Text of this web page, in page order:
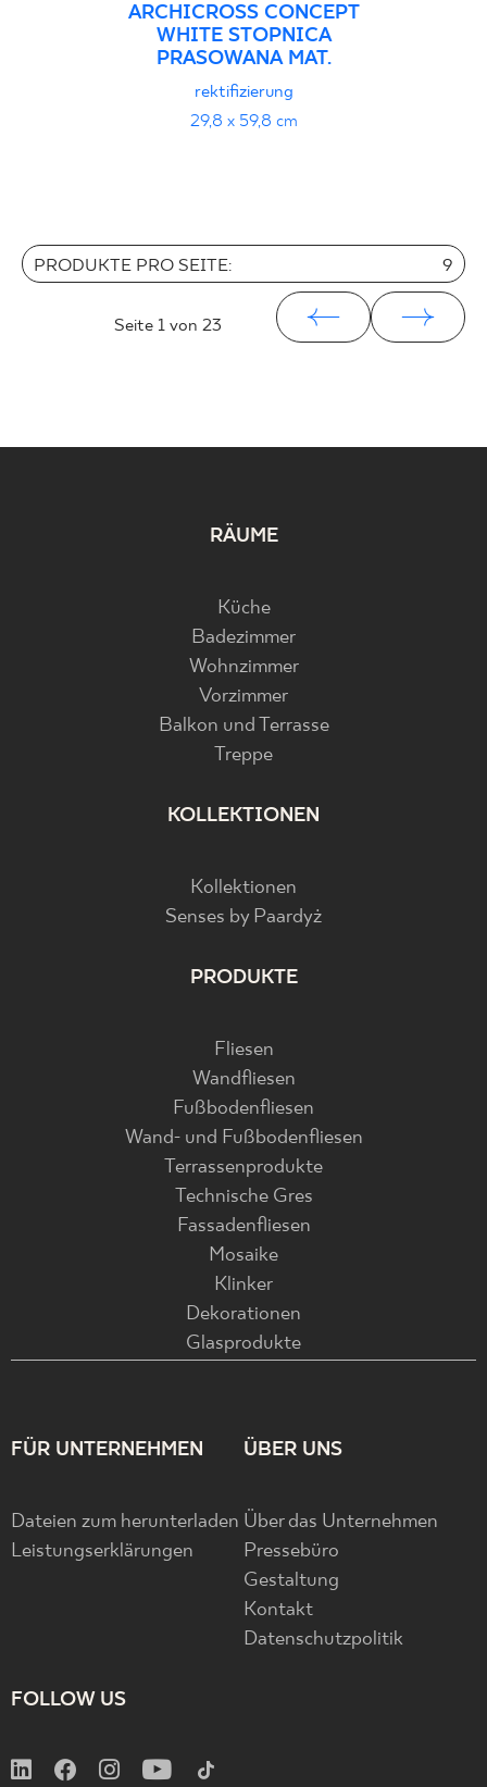
ARCHICROSS CONCEPT
WHITE STOPNICA
PRASOWANA MAT.
rektifizierung
29,8 x 59,8 cm
PRODUKTE PRO SEITE: 9
Seite 1 von 23
RÄUME
Küche
Badezimmer
Wohnzimmer
Vorzimmer
Balkon und Terrasse
Treppe
KOLLEKTIONEN
Kollektionen
Senses by Paardyż
PRODUKTE
Fliesen
Wandfliesen
Fußbodenfliesen
Wand- und Fußbodenfliesen
Terrassenprodukte
Technische Gres
Fassadenfliesen
Mosaike
Klinker
Dekorationen
Glasprodukte
FÜR UNTERNEHMEN
Dateien zum herunterladen
Leistungserklärungen
ÜBER UNS
Über das Unternehmen
Pressebüro
Gestaltung
Kontakt
Datenschutzpolitik
FOLLOW US